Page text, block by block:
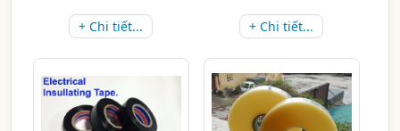
+ Chi tiết... + Chi tiết...